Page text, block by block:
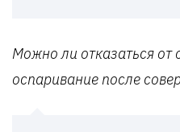
Можно ли отказаться от
оспаривание после